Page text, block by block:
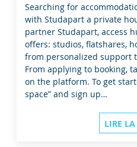
Searching for
with Studapart a private
partner Studapart, access
offers: studios, flatshares,
from personalized support
From applying to booking,
on the platform. To get
space” and sign up…
LIRE